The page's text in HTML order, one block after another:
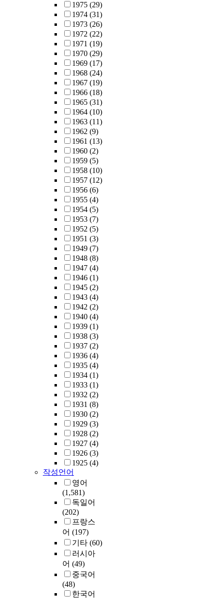
1975 (29)
1974 (31)
1973 (26)
1972 (22)
1971 (19)
1970 (29)
1969 (17)
1968 (24)
1967 (19)
1966 (18)
1965 (31)
1964 (10)
1963 (11)
1962 (9)
1961 (13)
1960 (2)
1959 (5)
1958 (10)
1957 (12)
1956 (6)
1955 (4)
1954 (5)
1953 (7)
1952 (5)
1951 (3)
1949 (7)
1948 (8)
1947 (4)
1946 (1)
1945 (2)
1943 (4)
1942 (2)
1940 (4)
1939 (1)
1938 (3)
1937 (2)
1936 (4)
1935 (4)
1934 (1)
1933 (1)
1932 (2)
1931 (8)
1930 (2)
1929 (3)
1928 (2)
1927 (4)
1926 (3)
1925 (4)
작성언어
영어
(1,581)
독일어
(202)
프랑스
어 (197)
기타 (60)
러시아
어 (49)
중국어
(48)
한국어